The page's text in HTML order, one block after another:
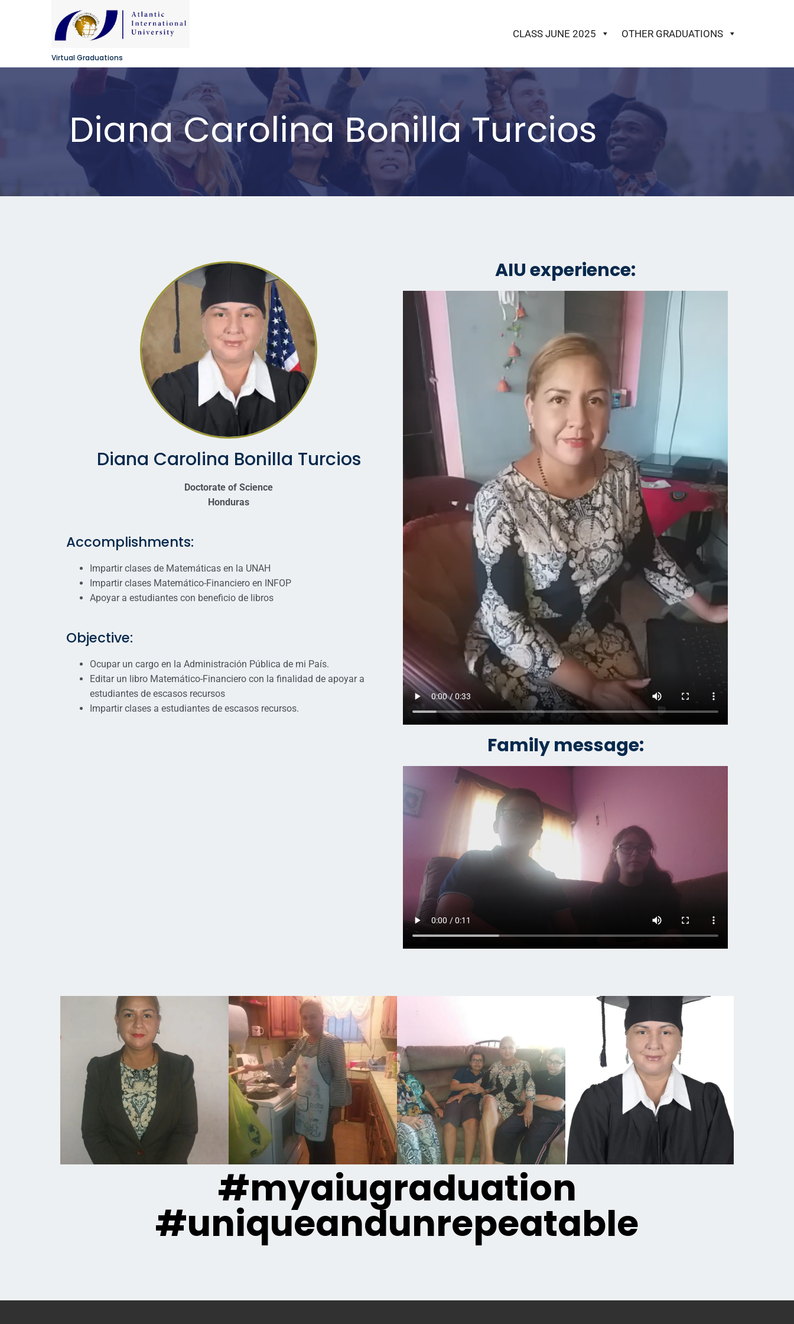
Virtual Graduations
CLASS JUNE 2025 OTHER GRADUATIONS
Diana Carolina Bonilla Turcios
Diana Carolina Bonilla Turcios
Doctorate of Science
Honduras
Accomplishments:
Impartir clases de Matemáticas en la UNAH
Impartir clases Matemático-Financiero en INFOP
Apoyar a estudiantes con beneficio de libros
Objective:
Ocupar un cargo en la Administración Pública de mi País.
Editar un libro Matemático-Financiero con la finalidad de apoyar a
estudiantes de escasos recursos
Impartir clases a estudiantes de escasos recursos.
AIU experience:
Family message:
#myaiugraduation
#uniqueandunrepeatable